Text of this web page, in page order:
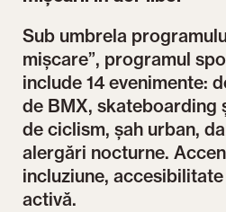
Sub umbrela
mișcare”, programul
include 14 evenimente:
de BMX, skateboarding
de ciclism, șah urban,
alergări nocturne.
incluziune,
activă.